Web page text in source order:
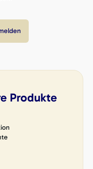
Produkte